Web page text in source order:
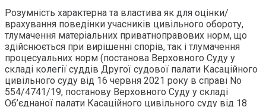
Розумність характерна та властива як для оцінки/
врахування поведінки учасників цивільного обороту,
тлумачення матеріальних приватноправових норм, що
здійснюється при вирішенні спорів, так і тлумачення
процесуальних норм (постанова Верховного Суду у
складі колегії суддів Другої судової палати Касаційного
цивільного суду від 16 червня 2021 року в справі No
554/4741/19, постанову Верховного Суду у складі
Об’єднаної палати Касаційного цивільного суду від 18